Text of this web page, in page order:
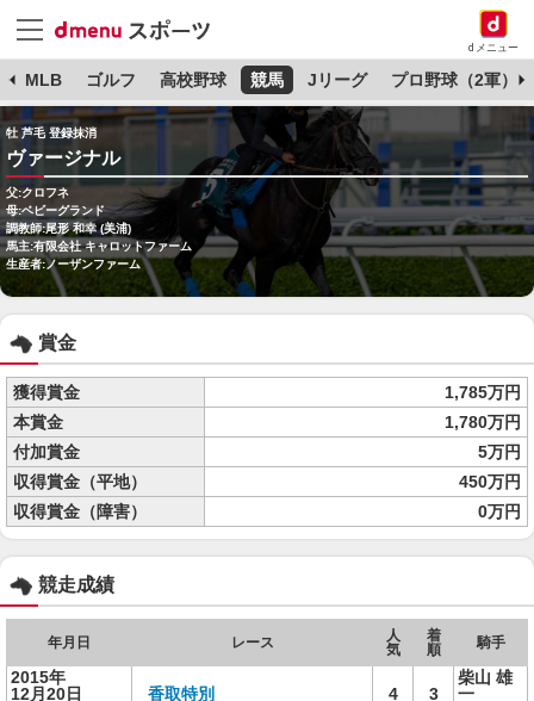
dメニュー
MLB ゴルフ 高校野球 競馬 Jリーグ プロ野球（2軍）
牡 芦毛 登録抹消
ヴァージナル
父:クロフネ
母:ベビーグランド
調教師:尾形 和幸 (美浦)
馬主:有限会社 キャロットファーム
生産者:ノーザンファーム
賞金
獲得賞金
1,785万円
本賞金
1,780万円
付加賞金
5万円
収得賞金（平地）
450万円
収得賞金（障害）
0万円
競走成績
年月日 レース
人
気
着
順
騎手
2015年
12月20日
香取特別 4 3
柴山 雄
一